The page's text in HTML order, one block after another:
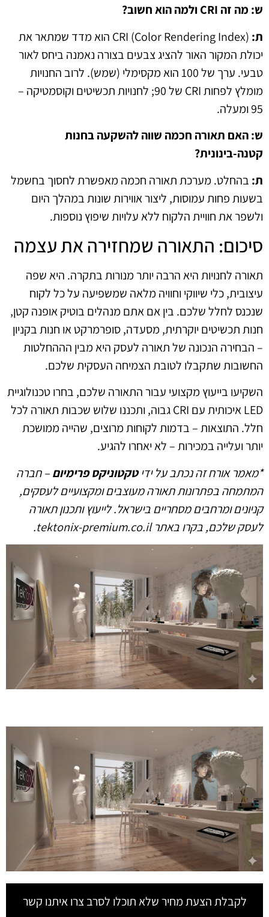
ש: מה זה CRI ולמה הוא חשוב?
ת:
CRI (Color Rendering Index) הוא מדד שמתאר את
יכולת המקור האור להציג צבעים בצורה נאמנה ביחס לאור
טבעי. ערך של 100 הוא מקסימלי (שמש). לרוב החנויות
מומלץ לפחות CRI של 90; לחנויות תכשיטים וקוסמטיקה –
95 ומעלה.
ש: האם תאורה חכמה שווה להשקעה בחנות
קטנה-בינונית?
ת: בהחלט. מערכת תאורה חכמה מאפשרת לחסוך בחשמל
בשעות פחות עמוסות, ליצור אווירות שונות במהלך היום
ולשפר את חוויית הלקוח ללא עלויות שיפוץ נוספות.
סיכום: התאורה שמחזירה את עצמה
תאורה לחנויות היא הרבה יותר מנורות בתקרה. היא שפה
עיצובית, כלי שיווקי וחוויה מלאה שמשפיעה על כל לקוח
שנכנס לחלל שלכם. בין אם אתם מנהלים בוטיק אופנה קטן,
חנות תכשיטים יוקרתית, מסעדה, סופרמרקט או חנות בקניון
– הבחירה הנכונה של תאורה לעסק היא מבין הההחלטות
החשובות שתקבלו לטובת הצמיחה העסקית שלכם.
השקיעו בייעוץ מקצועי עבור התאורה שלכם, בחרו טכנולוגיית
LED איכותית עם CRI גבוה, ותכננו שלוש שכבות תאורה לכל
חלל. התוצאות – בדמות לקוחות מרוצים, שהייה ממושכת
יותר ועלייה במכירות – לא יאחרו להגיע.
*מאמר אורח זה נכתב על ידיטקטוניקס פרימיום– חברה
המתמחה בפתרונות תאורה מעוצבים ומקצועיים לעסקים,
קניונים ומרחבים מסחריים בישראל. לייעוץ ותכנון תאורה
לעסק שלכם, בקרו באתר tektonix-premium.co.il.
לקבלת הצעת מחיר שלא תוכלו לסרב צרו איתנו קשר